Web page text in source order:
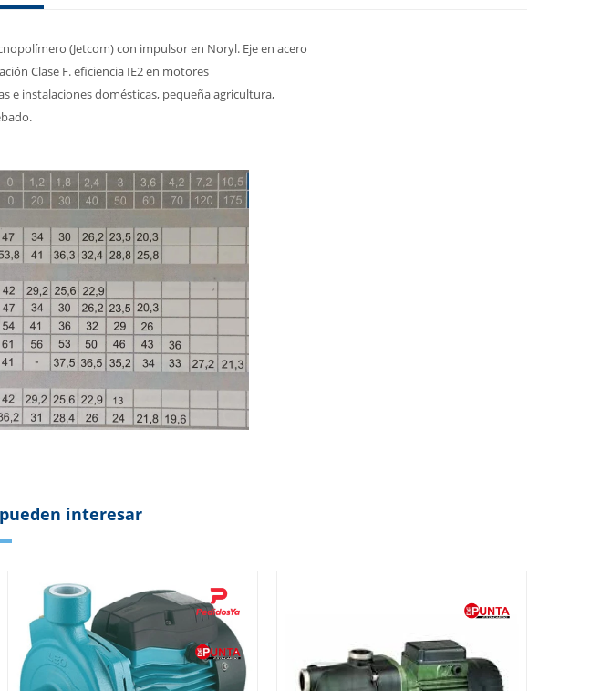
(Jetcom) con impulsor en Noryl. Eje en acero
Clase F. eficiencia IE2 en motores
e instalaciones domésticas, pequeña agricultura,
interesar